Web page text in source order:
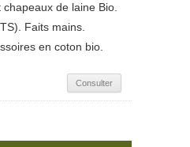
de laine Bio.
Faits mains.
en coton bio.
Consulter